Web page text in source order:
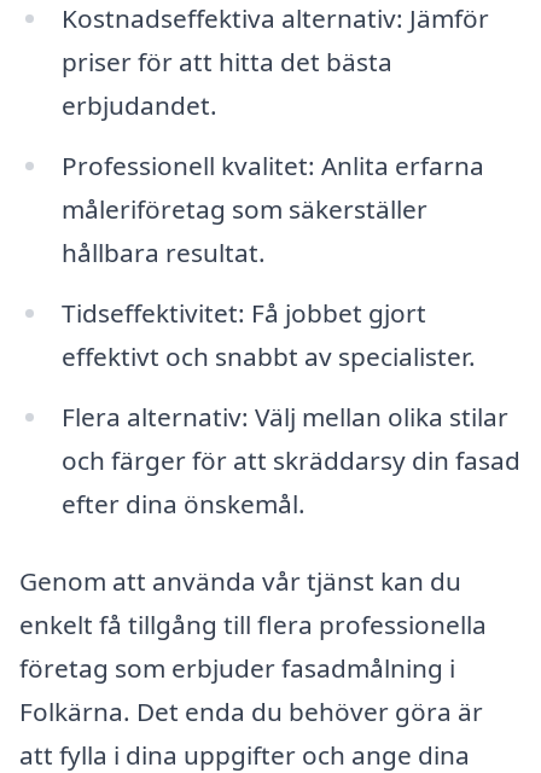
Kostnadseffektiva alternativ: Jämför
priser för att hitta det bästa
erbjudandet.
Professionell kvalitet: Anlita erfarna
måleriföretag som säkerställer
hållbara resultat.
Tidseffektivitet: Få jobbet gjort
effektivt och snabbt av specialister.
Flera alternativ: Välj mellan olika stilar
och färger för att skräddarsy din fasad
efter dina önskemål.
Genom att använda vår tjänst kan du
enkelt få tillgång till flera professionella
företag som erbjuder fasadmålning i
Folkärna. Det enda du behöver göra är
att fylla i dina uppgifter och ange dina